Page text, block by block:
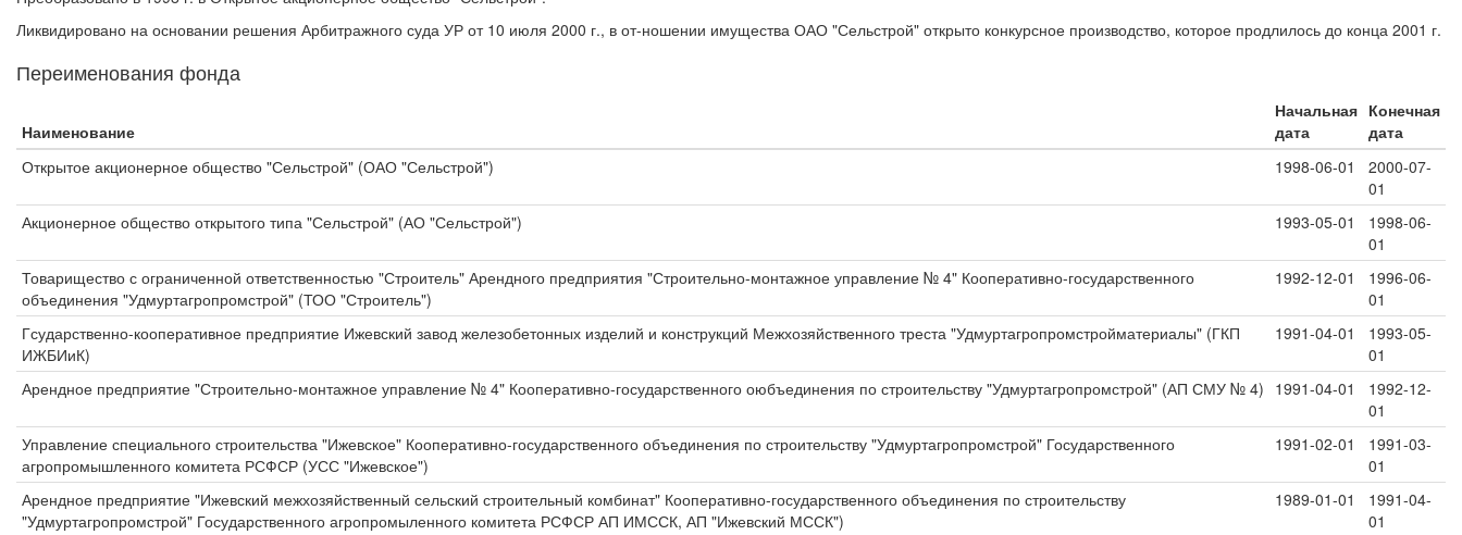
Ликвидировано на основании решения Арбитражного суда УР от 10 июля 2000 г., в от-ношении имущества ОАО "Сельстрой" открыто конкурсное производство, которое продлилось до конца 2001 г.
Переименования фонда
Наименование
Начальная
дата
Конечная
дата
Открытое акционерное общество "Сельстрой" (ОАО "Сельстрой")
1998-06-01
2000-07-
01
Акционерное общество открытого типа "Сельстрой" (АО "Сельстрой")
1993-05-01
1998-06-
01
Товарищество с ограниченной ответственностью "Строитель" Арендного предприятия "Строительно-монтажное управление № 4" Кооперативно-государственного
объединения "Удмуртагропромстрой" (ТОО "Строитель")
1992-12-01
1996-06-
01
Гсударственно-кооперативное предприятие Ижевский завод железобетонных изделий и конструкций Межхозяйственного треста "Удмуртагропромстройматериалы" (ГКП
ИЖБИиК)
1991-04-01
1993-05-
01
Арендное предприятие "Строительно-монтажное управление № 4" Кооперативно-государственного оюбъединения по строительству "Удмуртагропромстрой" (АП СМУ № 4) 1991-04-01
1992-12-
01
Управление специального строительства "Ижевское" Кооперативно-государственного объединения по строительству "Удмуртагропромстрой" Государственного
агропромышленного комитета РСФСР (УСС "Ижевское")
1991-02-01
1991-03-
01
Арендное предприятие "Ижевский межхозяйственный сельский строительный комбинат" Кооперативно-государственного объединения по строительству
"Удмуртагропромстрой" Государственного агропромыленного комитета РСФСР АП ИМССК, АП "Ижевский МССК")
1989-01-01
1991-04-
01